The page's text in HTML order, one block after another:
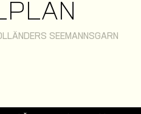
SEEMANNSGARN